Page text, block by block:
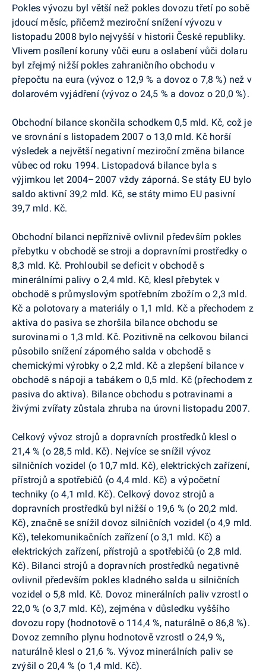
Pokles vývozu byl větší než pokles dovozu třetí po sobě
jdoucí měsíc, přičemž meziroční snížení vývozu v
listopadu 2008 bylo nejvyšší v historii České republiky.
Vlivem posílení koruny vůči euru a oslabení vůči dolaru
byl zřejmý nižší pokles zahraničního obchodu v
přepočtu na eura (vývoz o 12,9 % a dovoz o 7,8 %) než v
dolarovém vyjádření (vývoz o 24,5 % a dovoz o 20,0 %).
Obchodní bilance skončila schodkem 0,5 mld. Kč, což je
ve srovnání s listopadem 2007 o 13,0 mld. Kč horší
výsledek a největší negativní meziroční změna bilance
vůbec od roku 1994. Listopadová bilance byla s
výjimkou let 2004–2007 vždy záporná. Se státy EU bylo
saldo aktivní 39,2 mld. Kč, se státy mimo EU pasivní
39,7 mld. Kč.
Obchodní bilanci nepříznivě ovlivnil především pokles
přebytku v obchodě se stroji a dopravními prostředky o
8,3 mld. Kč. Prohloubil se deficit v obchodě s
minerálními palivy o 2,4 mld. Kč, klesl přebytek v
obchodě s průmyslovým spotřebním zbožím o 2,3 mld.
Kč a polotovary a materiály o 1,1 mld. Kč a přechodem z
aktiva do pasiva se zhoršila bilance obchodu se
surovinami o 1,3 mld. Kč. Pozitivně na celkovou bilanci
působilo snížení záporného salda v obchodě s
chemickými výrobky o 2,2 mld. Kč a zlepšení bilance v
obchodě s nápoji a tabákem o 0,5 mld. Kč (přechodem z
pasiva do aktiva). Bilance obchodu s potravinami a
živými zvířaty zůstala zhruba na úrovni listopadu 2007.
Celkový vývoz strojů a dopravních prostředků klesl o
21,4 % (o 28,5 mld. Kč). Nejvíce se snížil vývoz
silničních vozidel (o 10,7 mld. Kč), elektrických zařízení,
přístrojů a spotřebičů (o 4,4 mld. Kč) a výpočetní
techniky (o 4,1 mld. Kč). Celkový dovoz strojů a
dopravních prostředků byl nižší o 19,6 % (o 20,2 mld.
Kč), značně se snížil dovoz silničních vozidel (o 4,9 mld.
Kč), telekomunikačních zařízení (o 3,1 mld. Kč) a
elektrických zařízení, přístrojů a spotřebičů (o 2,8 mld.
Kč). Bilanci strojů a dopravních prostředků negativně
ovlivnil především pokles kladného salda u silničních
vozidel o 5,8 mld. Kč. Dovoz minerálních paliv vzrostl o
22,0 % (o 3,7 mld. Kč), zejména v důsledku vyššího
dovozu ropy (hodnotově o 114,4 %, naturálně o 86,8 %).
Dovoz zemního plynu hodnotově vzrostl o 24,9 %,
naturálně klesl o 21,6 %. Vývoz minerálních paliv se
zvýšil o 20,4 % (o 1,4 mld. Kč).